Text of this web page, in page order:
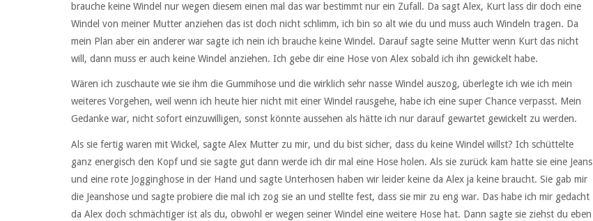
brauche keine Windel nur wegen diesem einen mal das war bestimmt nur ein Zufall. Da sagt Alex, Kurt lass dir doch eine
Windel von meiner Mutter anziehen das ist doch nicht schlimm, ich bin so alt wie du und muss auch Windeln tragen. Da
mein Plan aber ein anderer war sagte ich nein ich brauche keine Windel. Darauf sagte seine Mutter wenn Kurt das nicht
will, dann muss er auch keine Windel anziehen. Ich gebe dir eine Hose von Alex sobald ich ihn gewickelt habe.
Wären ich zuschaute wie sie ihm die Gummihose und die wirklich sehr nasse Windel auszog, überlegte ich wie ich mein
weiteres Vorgehen, weil wenn ich heute hier nicht mit einer Windel rausgehe, habe ich eine super Chance verpasst. Mein
Gedanke war, nicht sofort einzuwilligen, sonst könnte aussehen als hätte ich nur darauf gewartet gewickelt zu werden.
Als sie fertig waren mit Wickel, sagte Alex Mutter zu mir, und du bist sicher, dass du keine Windel willst? Ich schüttelte
ganz energisch den Kopf und sie sagte gut dann werde ich dir mal eine Hose holen. Als sie zurück kam hatte sie eine Jeans
und eine rote Jogginghose in der Hand und sagte Unterhosen haben wir leider keine da Alex ja keine braucht. Sie gab mir
die Jeanshose und sagte probiere die mal ich zog sie an und stellte fest, dass sie mir zu eng war. Das habe ich mir gedacht
da Alex doch schmächtiger ist als du, obwohl er wegen seiner Windel eine weitere Hose hat. Dann sagte sie ziehst du eben